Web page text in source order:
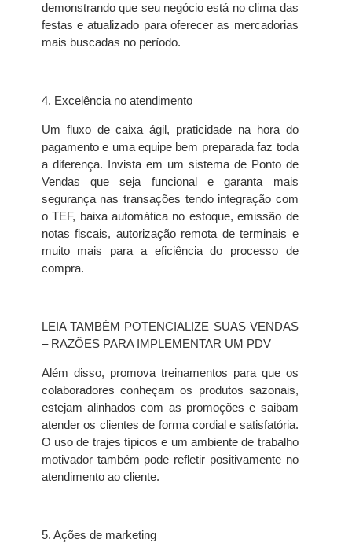
demonstrando que seu negócio está no clima das
festas e atualizado para oferecer as mercadorias
mais buscadas no período.
4. Excelência no atendimento
Um fluxo de caixa ágil, praticidade na hora do
pagamento e uma equipe bem preparada faz toda
a diferença. Invista em um sistema de Ponto de
Vendas que seja funcional e garanta mais
segurança nas transações tendo integração com
o TEF, baixa automática no estoque, emissão de
notas fiscais, autorização remota de terminais e
muito mais para a eficiência do processo de
compra.
LEIA TAMBÉM POTENCIALIZE SUAS VENDAS
– RAZÕES PARA IMPLEMENTAR UM PDV
Além disso, promova treinamentos para que os
colaboradores conheçam os produtos sazonais,
estejam alinhados com as promoções e saibam
atender os clientes de forma cordial e satisfatória.
O uso de trajes típicos e um ambiente de trabalho
motivador também pode refletir positivamente no
atendimento ao cliente.
5. Ações de marketing